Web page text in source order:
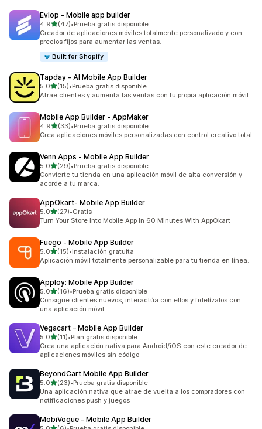
Evlop ‑ Mobile app builder
4.9de 5 estrellas
(47)
47 reseñas en total
•Prueba gratis disponible
Creador de aplicaciones móviles totalmente personalizado y con
precios fijos para aumentar las ventas.
Built for Shopify
Tapday ‑ AI Mobile App Builder
5.0de 5 estrellas
(15)
15 reseñas en total
•Prueba gratis disponible
Atrae clientes y aumenta las ventas con tu propia aplicación móvil
Mobile App Builder ‑ AppMaker
4.9de 5 estrellas
(33)
33 reseñas en total
•Prueba gratis disponible
Crea aplicaciones móviles personalizadas con control creativo total
Venn Apps ‑ Mobile App Builder
5.0de 5 estrellas
(29)
29 reseñas en total
•Prueba gratis disponible
Convierte tu tienda en una aplicación móvil de alta conversión y
acorde a tu marca.
AppOkart‑ Mobile App Builder
5.0de 5 estrellas
(27)
27 reseñas en total
•Gratis
Turn Your Store Into Mobile App In 60 Minutes With AppOkart
Fuego ‑ Mobile App Builder
5.0de 5 estrellas
(15)
15 reseñas en total
•Instalación gratuita
Aplicación móvil totalmente personalizable para tu tienda en línea.
Apploy: Mobile App Builder
5.0de 5 estrellas
(16)
16 reseñas en total
•Prueba gratis disponible
Consigue clientes nuevos, interactúa con ellos y fidelízalos con
una aplicación móvil
Vegacart – Mobile App Builder
5.0de 5 estrellas
(11)
11 reseñas en total
•Plan gratis disponible
Crea una aplicación nativa para Android/iOS con este creador de
aplicaciones móviles sin código
BeyondCart Mobile App Builder
5.0de 5 estrellas
(23)
23 reseñas en total
•Prueba gratis disponible
Una aplicación nativa que atrae de vuelta a los compradores con
notificaciones push y juegos
MobiVogue ‑ Mobile App Builder